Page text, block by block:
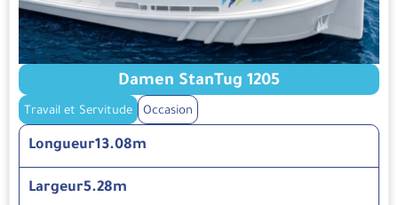
Damen StanTug 1205
Travail et Servitude Occasion
Longueur13.08m
Largeur5.28m